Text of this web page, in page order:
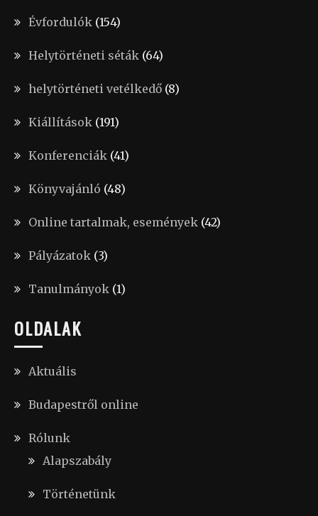
Évfordulók (154)
Helytörténeti séták (64)
helytörténeti vetélkedő (8)
Kiállítások (191)
Konferenciák (41)
Könyvajánló (48)
Online tartalmak, események (42)
Pályázatok (3)
Tanulmányok (1)
OLDALAK
Aktuális
Budapestről online
Rólunk
Alapszabály
Történetünk